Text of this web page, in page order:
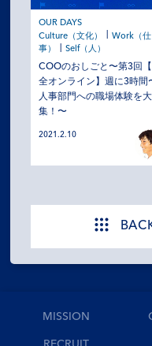
OUR DAYS
Culture（文化）
Work（仕
事）
Self（人）
COOのおしごと〜第3回
全オンライン】週に3時間
人事部門への職場体験を
集！〜
2021.2.10
MISSION